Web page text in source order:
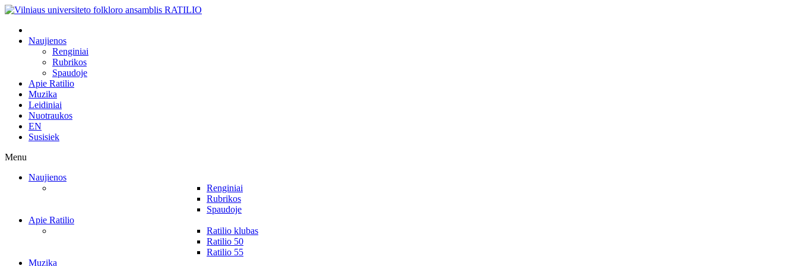
Naujienos
Renginiai
Rubrikos
Spaudoje
Apie Ratilio
Muzika
Leidiniai
Nuotraukos
EN
Susisiek
Menu
Naujienos
Renginiai
Rubrikos
Spaudoje
Apie Ratilio
Ratilio klubas
Ratilio 50
Ratilio 55
Muzika